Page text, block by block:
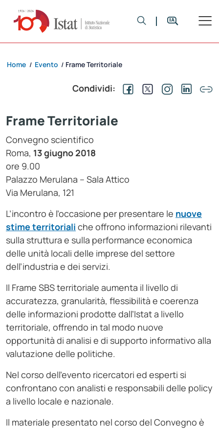
Home / Evento / Frame Territoriale
Condividi:
Frame Territoriale
Convegno scientifico
Roma, 13 giugno 2018
ore 9.00
Palazzo Merulana – Sala Attico
Via Merulana, 121
L’incontro è l’occasione per presentare le nuove
stime territoriali che offrono informazioni rilevanti
sulla struttura e sulla performance economica
delle unità locali delle imprese del settore
dell’industria e dei servizi.
Il Frame SBS territoriale aumenta il livello di
accuratezza, granularità, flessibilità e coerenza
delle informazioni prodotte dall’Istat a livello
territoriale, offrendo in tal modo nuove
opportunità di analisi e di supporto informativo alla
valutazione delle politiche.
Nel corso dell’evento ricercatori ed esperti si
confrontano con analisti e responsabili delle policy
a livello locale e nazionale.
Il materiale presentato nel corso del Convegno è